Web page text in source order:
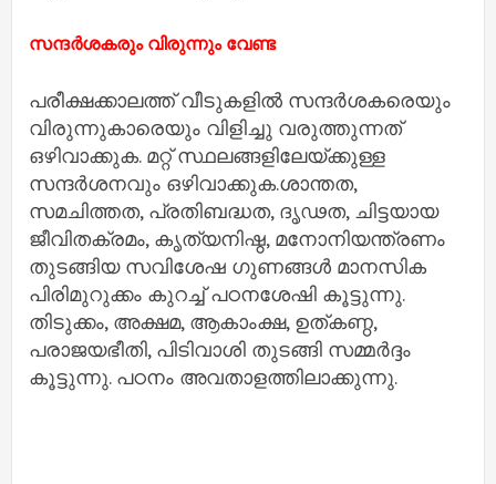
സന്ദര്‍ശകരും വിരുന്നും വേണ്ട
പരീക്ഷക്കാലത്ത് വീടുകളില്‍ സന്ദര്‍ശകരെയും
വിരുന്നുകാരെയും വിളിച്ചു വരുത്തുന്നത്
ഒഴിവാക്കുക. മറ്റ് സ്ഥലങ്ങളിലേയ്ക്കുള്ള
സന്ദര്‍ശനവും ഒഴിവാക്കുക.ശാന്തത,
സമചിത്തത, പ്രതിബദ്ധത, ദൃഢത, ചിട്ടയായ
ജീവിതക്രമം, കൃത്യനിഷ്ഠ, മനോനിയന്ത്രണം
തുടങ്ങിയ സവിശേഷ ഗുണങ്ങള്‍ മാനസിക
പിരിമുറുക്കം കുറച്ച് പഠനശേഷി കൂട്ടുന്നു.
തിടുക്കം, അക്ഷമ, ആകാംക്ഷ, ഉത്കണ്ഠ,
പരാജയഭീതി, പിടിവാശി തുടങ്ങി സമ്മര്‍ദ്ദം
കൂട്ടുന്നു. പഠനം അവതാളത്തിലാക്കുന്നു.